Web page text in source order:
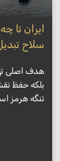
ایران تا
سلاح
هدف اصلی
بلکه حفظ نقش
تنگه هرمز